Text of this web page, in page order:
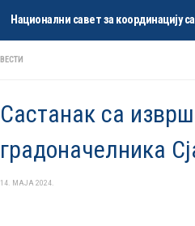
Skip to content
ВЕСТИ
Састанак са
градоначелника
14. МАЈА 2024.